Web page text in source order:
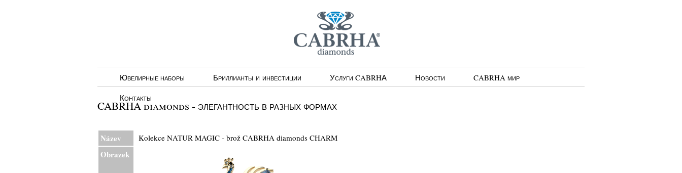
Ювелирные наборы Бриллианты и инвестиции Услуги CABRHА Новости
CABRHA мир
Контакты
CABRHA diamonds - элегантность в разных формах
Název Kolekce NATUR MAGIC - brož CABRHA diamonds CHARM
Obrazek